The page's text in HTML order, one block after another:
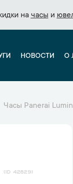
на часы и
на часы и
НОВОСТИ О
Часы Panerai
42829